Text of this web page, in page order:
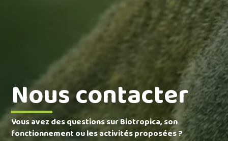
Nous contacter
Vous avez des questions sur Biotropica, son
fonctionnement ou les activités proposées ?